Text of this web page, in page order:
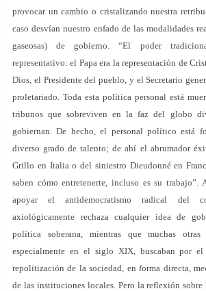
provocar un cambio o cristalizando nuestra
caso desvían nuestro enfado de las modalidades
gaseosas) de gobierno. “El poder
representativo: el Papa era la representación de
Dios, el Presidente del pueblo, y el Secretario
proletariado. Toda esta política personal está
tribunos que sobreviven en la faz del globo
gobiernan. De hecho, el personal político está
diverso grado de talento; de ahí el abrumador
Grillo en Italia o del siniestro Dieudonné en
saben cómo entretenerte, incluso es su trabajo”.
apoyar el antidemocratismo radical del
axiológicamente rechaza cualquier idea de
política soberana, mientras que muchas otras
especialmente en el siglo XIX, buscaban por
repolitización de la sociedad, en forma directa,
de las instituciones locales. Pero la reflexión sobre